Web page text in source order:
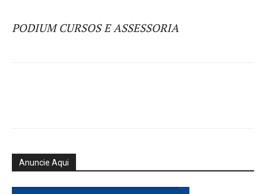
PODIUM CURSOS E ASSESSORIA
Anuncie Aqui